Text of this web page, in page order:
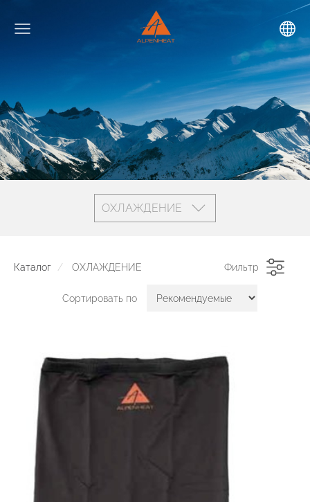
ОХЛАЖДЕНИЕ
Каталог ОХЛАЖДЕНИЕ Фильтр
Сортировать по